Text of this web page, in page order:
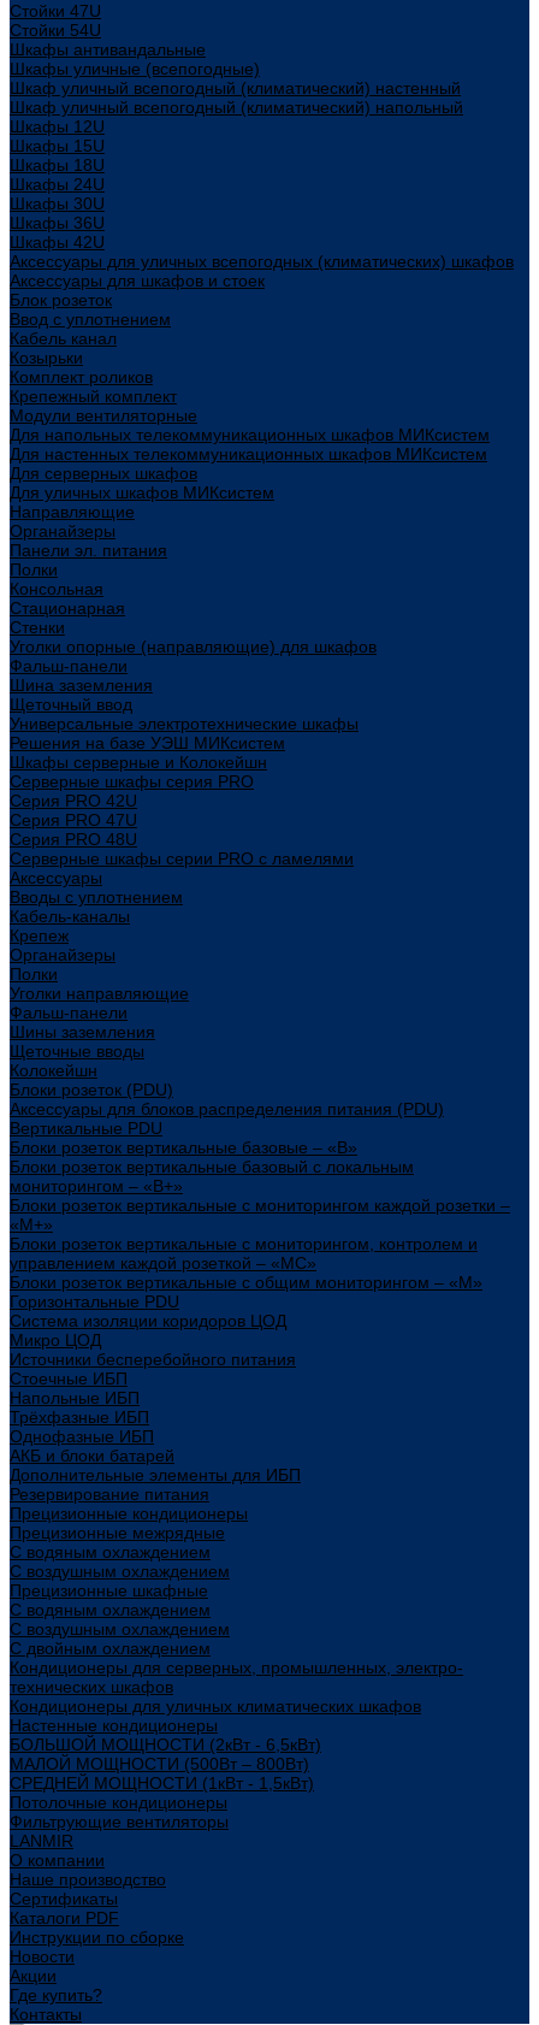
Стойки 47U
Стойки 54U
Шкафы антивандальные
Шкафы уличные (всепогодные)
Шкаф уличный всепогодный (климатический) настенный
Шкаф уличный всепогодный (климатический) напольный
Шкафы 12U
Шкафы 15U
Шкафы 18U
Шкафы 24U
Шкафы 30U
Шкафы 36U
Шкафы 42U
Аксессуары для уличных всепогодных (климатических) шкафов
Аксессуары для шкафов и стоек
Блок розеток
Ввод с уплотнением
Кабель канал
Козырьки
Комплект роликов
Крепежный комплект
Модули вентиляторные
Для напольных телекоммуникационных шкафов МИКсистем
Для настенных телекоммуникационных шкафов МИКсистем
Для серверных шкафов
Для уличных шкафов МИКсистем
Направляющие
Органайзеры
Панели эл. питания
Полки
Консольная
Стационарная
Стенки
Уголки опорные (направляющие) для шкафов
Фальш-панели
Шина заземления
Щеточный ввод
Универсальные электротехнические шкафы
Решения на базе УЭШ МИКсистем
Шкафы серверные и Колокейшн
Серверные шкафы серия PRO
Серия PRO 42U
Серия PRO 47U
Серия PRO 48U
Серверные шкафы серии PRO с ламелями
Аксессуары
Вводы с уплотнением
Кабель-каналы
Крепеж
Органайзеры
Полки
Уголки направляющие
Фальш-панели
Шины заземления
Щеточные вводы
Колокейшн
Блоки розеток (PDU)
Аксессуары для блоков распределения питания (PDU)
Вертикальные PDU
Блоки розеток вертикальные базовые – «В»
Блоки розеток вертикальные базовый с локальным
мониторингом – «В+»
Блоки розеток вертикальные с мониторингом каждой розетки –
«М+»
Блоки розеток вертикальные с мониторингом, контролем и
управлением каждой розеткой – «МС»
Блоки розеток вертикальные с общим мониторингом – «М»
Горизонтальные PDU
Система изоляции коридоров ЦОД
Микро ЦОД
Источники бесперебойного питания
Стоечные ИБП
Напольные ИБП
Трёхфазные ИБП
Однофазные ИБП
АКБ и блоки батарей
Дополнительные элементы для ИБП
Резервирование питания
Прецизионные кондиционеры
Прецизионные межрядные
С водяным охлаждением
С воздушным охлаждением
Прецизионные шкафные
С водяным охлаждением
С воздушным охлаждением
С двойным охлаждением
Кондиционеры для серверных, промышленных, электро-
технических шкафов
Кондиционеры для уличных климатических шкафов
Настенные кондиционеры
БОЛЬШОЙ МОЩНОСТИ (2кВт - 6,5кВт)
МАЛОЙ МОЩНОСТИ (500Вт – 800Вт)
СРЕДНЕЙ МОЩНОСТИ (1кВт - 1,5кВт)
Потолочные кондиционеры
Фильтрующие вентиляторы
LANMIR
О компании
Наше производство
Сертификаты
Каталоги PDF
Инструкции по сборке
Новости
Акции
Где купить?
Контакты